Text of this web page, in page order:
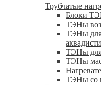
Трубчатые
Блоки
ТЭНы
ТЭНы для
ТЭНы для
ТЭНы
ТЭНы со